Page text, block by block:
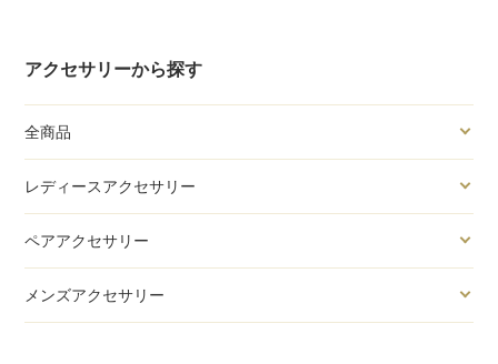
アクセサリーから探す
全商品
レディースアクセサリー
ペアアクセサリー
メンズアクセサリー